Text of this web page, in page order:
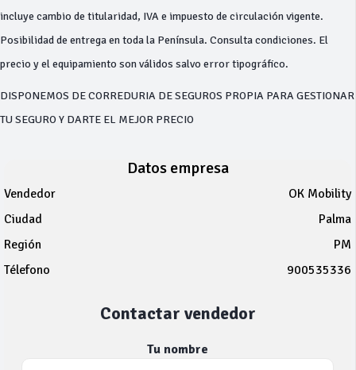
incluye cambio de titularidad, IVA e impuesto de circulación vigente.
Posibilidad de entrega en toda la Península. Consulta condiciones. El
precio y el equipamiento son válidos salvo error tipográfico.
DISPONEMOS DE CORREDURIA DE SEGUROS PROPIA PARA GESTIONAR
TU SEGURO Y DARTE EL MEJOR PRECIO
Datos empresa
Vendedor
OK Mobility
Ciudad
Palma
Región
PM
Télefono
900535336
Contactar vendedor
Tu nombre